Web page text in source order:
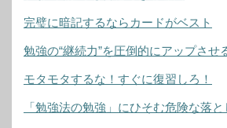
完璧に暗記するならカードがベスト
勉強の“継続力”を圧倒的にアップさせ
モタモタするな！すぐに復習しろ！
「勉強法の勉強」にひそむ危険な落と